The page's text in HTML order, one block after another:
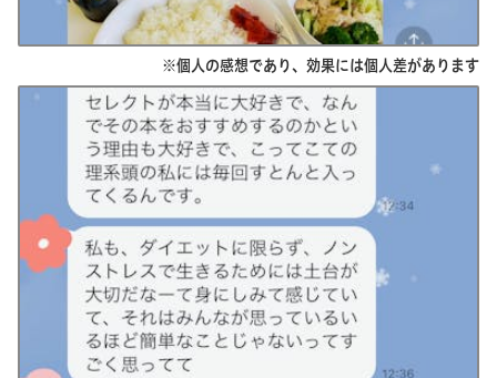
※個人の感想であり、効果には個人差があります